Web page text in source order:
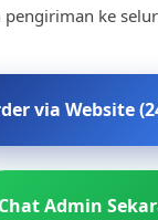
pengiriman ke
via Website
Chat Admin